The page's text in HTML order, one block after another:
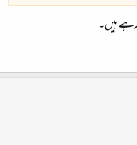
رہے ہیں۔